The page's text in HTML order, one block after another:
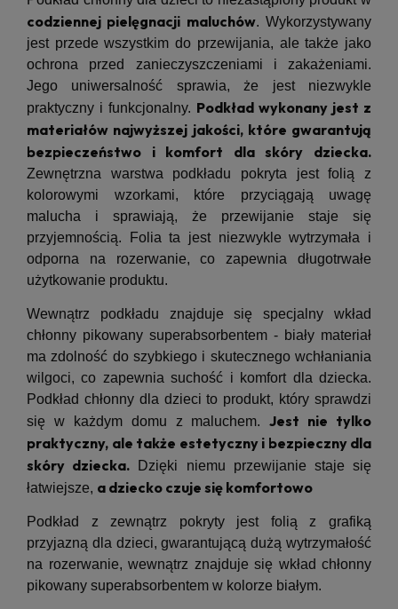
codziennej pielęgnacji maluchów. Wykorzystywany
jest przede wszystkim do przewijania, ale także jako
ochrona przed zanieczyszczeniami i zakażeniami.
Jego uniwersalność sprawia, że jest niezwykle
praktyczny i funkcjonalny. Podkład wykonany jest z
materiałów najwyższej jakości, które gwarantują
bezpieczeństwo i komfort dla skóry dziecka.
Zewnętrzna warstwa podkładu pokryta jest folią z
kolorowymi wzorkami, które przyciągają uwagę
malucha i sprawiają, że przewijanie staje się
przyjemnością. Folia ta jest niezwykle wytrzymała i
odporna na rozerwanie, co zapewnia długotrwałe
użytkowanie produktu.
Wewnątrz podkładu znajduje się specjalny wkład
chłonny pikowany superabsorbentem - biały materiał
ma zdolność do szybkiego i skutecznego wchłaniania
wilgoci, co zapewnia suchość i komfort dla dziecka.
Podkład chłonny dla dzieci to produkt, który sprawdzi
się w każdym domu z maluchem.Jest nie tylko
praktyczny, ale także estetyczny i bezpieczny dla
skóry dziecka. Dzięki niemu przewijanie staje się
łatwiejsze, a dziecko czuje się komfortowo
Podkład z zewnątrz pokryty jest folią z grafiką
przyjazną dla dzieci, gwarantującą dużą wytrzymałość
na rozerwanie, wewnątrz znajduje się wkład chłonny
pikowany superabsorbentem w kolorze białym.